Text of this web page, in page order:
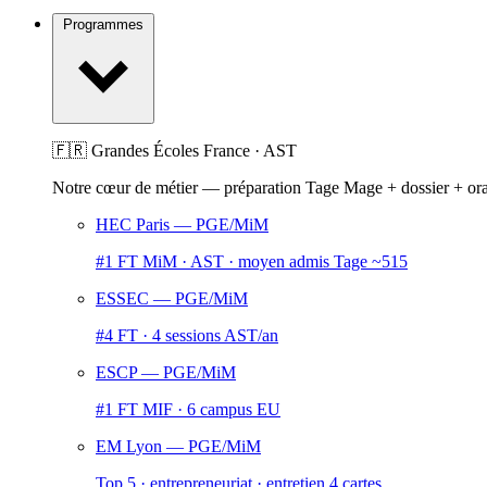
🇫🇷 Grandes Écoles France · AST
Notre cœur de métier — préparation Tage Mage + dossier +
HEC Paris — PGE/MiM
#1 FT MiM · AST · moyen admis Tage ~515
ESSEC — PGE/MiM
#4 FT · 4 sessions AST/an
ESCP— PGE/MiM
#1 FT MIF · 6 campus EU
EM Lyon — PGE/MiM
Top 5 · entrepreneuriat · entretien 4 cartes